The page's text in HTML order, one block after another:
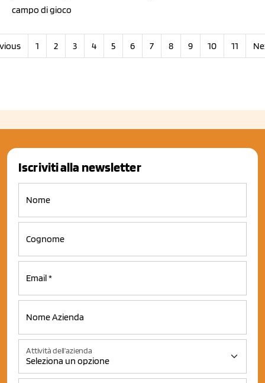
campo di gioco
1 2 3 4 5 6 7 8 9 10 11
Iscriviti alla newsletter
Attività dell'azienda